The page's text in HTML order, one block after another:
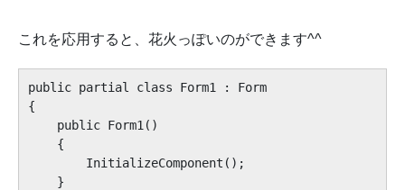
これを応用すると、花火っぽいのができます^^
public partial class Form1 : Form
{
    public Form1()
    {
        InitializeComponent();
    }